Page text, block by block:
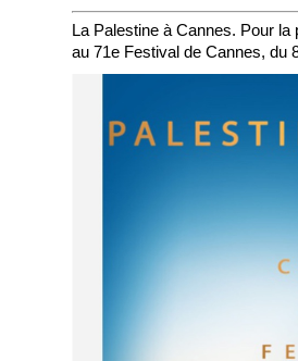
La Palestine à Cannes. Pour
au 71e Festival de Cannes, du